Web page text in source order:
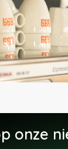
onze